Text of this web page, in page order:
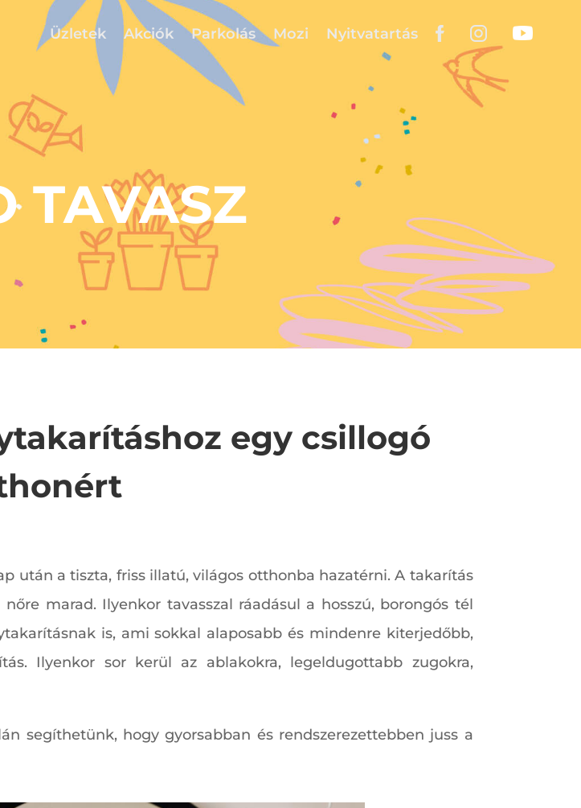
Üzletek Akciók Parkolás Mozi Nyitvatartás
TAVASZ
egy csillogó
után a tiszta, friss illatú, világos otthonba hazatérni. A takarítás
marad. Ilyenkor tavasszal ráadásul a hosszú, borongós tél
is, ami sokkal alaposabb és mindenre kiterjedőbb,
Ilyenkor sor kerül az ablakokra, legeldugottabb zugokra,
segíthetünk, hogy gyorsabban és rendszerezettebben juss a